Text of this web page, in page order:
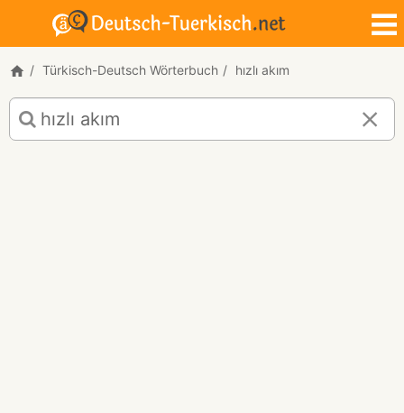
Türkisch-Deutsch Wörterbuch hızlı akım
Türkisch-
Deutsch
Übersetzung